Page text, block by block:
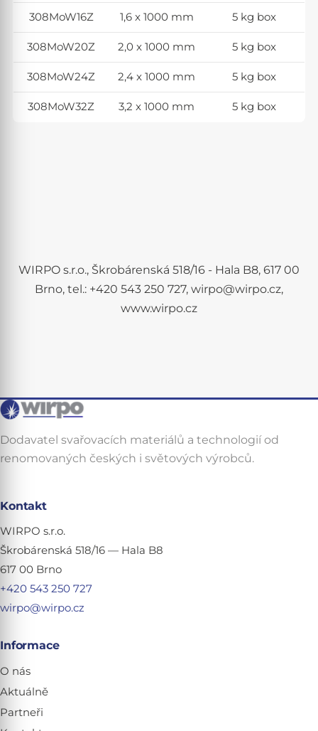
308MoW16Z 1,6 x 1000 mm 5 kg box
308MoW20Z 2,0 x 1000 mm 5 kg box
308MoW24Z 2,4 x 1000 mm 5 kg box
308MoW32Z 3,2 x 1000 mm 5 kg box
WIRPO s.r.o., Škrobárenská 518/16 - Hala B8, 617 00
Brno, tel.: +420 543 250 727, wirpo@wirpo.cz,
www.wirpo.cz
Dodavatel svařovacích materiálů a technologií od
renomovaných českých i světových výrobců.
Kontakt
WIRPO s.r.o.
Škrobárenská 518/16 — Hala B8
617 00 Brno
+420 543 250 727
wirpo@wirpo.cz
Informace
O nás
Aktuálně
Partneři